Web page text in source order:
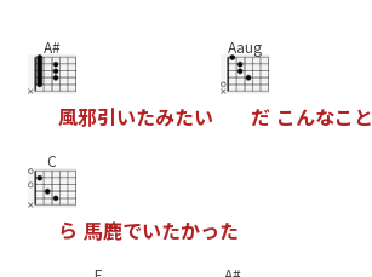
A#
風邪引いたみたい
Aaug
だ こんなこ と
C
ら 馬鹿でいたかった